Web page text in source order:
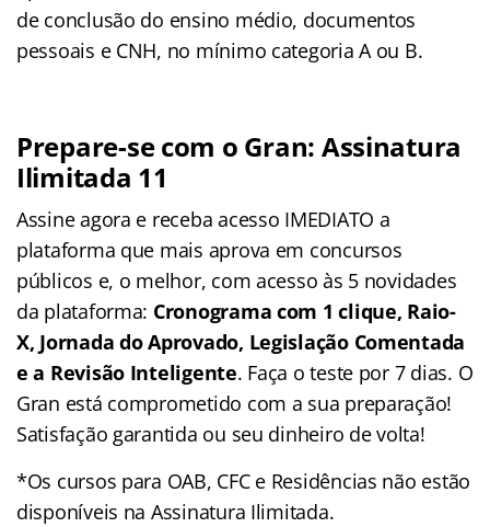
de conclusão do ensino médio, documentos
pessoais e CNH, no mínimo categoria A ou B.
Prepare-se com o Gran: Assinatura
Ilimitada 11
Assine agora e receba acesso IMEDIATO a
plataforma que mais aprova em concursos
públicos e, o melhor, com acesso às 5 novidades
da plataforma: Cronograma com 1 clique, Raio-
X, Jornada do Aprovado, Legislação Comentada
e a Revisão Inteligente. Faça o teste por 7 dias. O
Gran está comprometido com a sua preparação!
Satisfação garantida ou seu dinheiro de volta!
*Os cursos para OAB, CFC e Residências não estão
disponíveis na Assinatura Ilimitada.